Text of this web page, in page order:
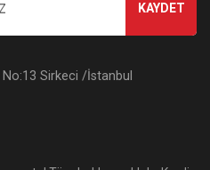
KAYDET
Sirkeci /İstanbul